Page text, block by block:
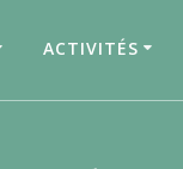
ACTIVITÉS